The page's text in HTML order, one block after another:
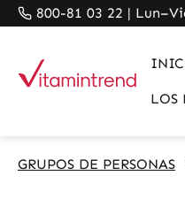
Skip to main
800-81 03 22 |
LOS
GRUPOS DE PERSONAS